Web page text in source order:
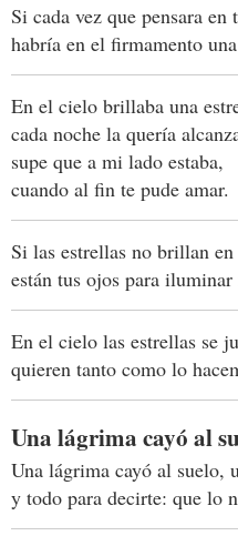
Si cada vez que pensara
habría en el firmamento
En el cielo brillaba una
cada noche la quería
supe que a mi lado estaba,
cuando al fin te pude amar.
Si las estrellas no brillan
están tus ojos para
En el cielo las estrellas se
quieren tanto como lo
Una lágrima cayó al
Una lágrima cayó al suelo,
y todo para decirte: que lo